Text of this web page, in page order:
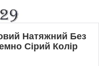
Натяжний Без
Сірий Колір